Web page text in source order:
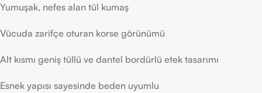
Yumuşak, nefes alan tül kumaş
Vücuda zarifçe oturan korse görünümü
Alt kısmı geniş tüllü ve dantel bordürlü etek tasarımı
Esnek yapısı sayesinde beden uyumlu